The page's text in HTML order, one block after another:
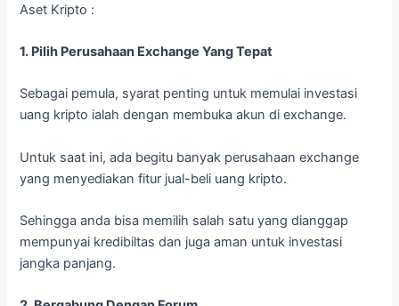
Aset Kripto :
1. Pilih Perusahaan Exchange Yang Tepat
Sebagai pemula, syarat penting untuk memulai investasi
uang kripto ialah dengan membuka akun di exchange.
Untuk saat ini, ada begitu banyak perusahaan exchange
yang menyediakan fitur jual-beli uang kripto.
Sehingga anda bisa memilih salah satu yang dianggap
mempunyai kredibiltas dan juga aman untuk investasi
jangka panjang.